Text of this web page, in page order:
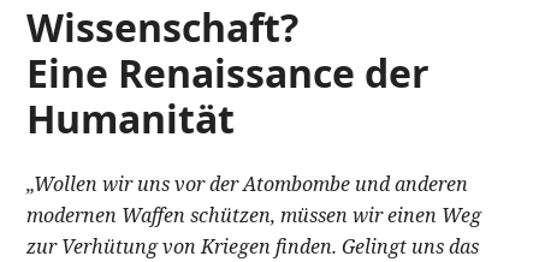
Wissenschaft?
Eine Renaissance der
Humanität
„Wollen wir uns vor der Atombombe und anderen
modernen Waffen schützen, müssen wir einen Weg
zur Verhütung von Kriegen finden. Gelingt uns das